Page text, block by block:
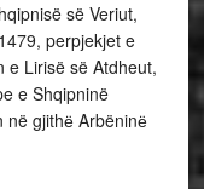
së Veriut,
perpjekjet e
e Lirisë së Atdheut,
e Shqipninë
në gjithё Arbëninё